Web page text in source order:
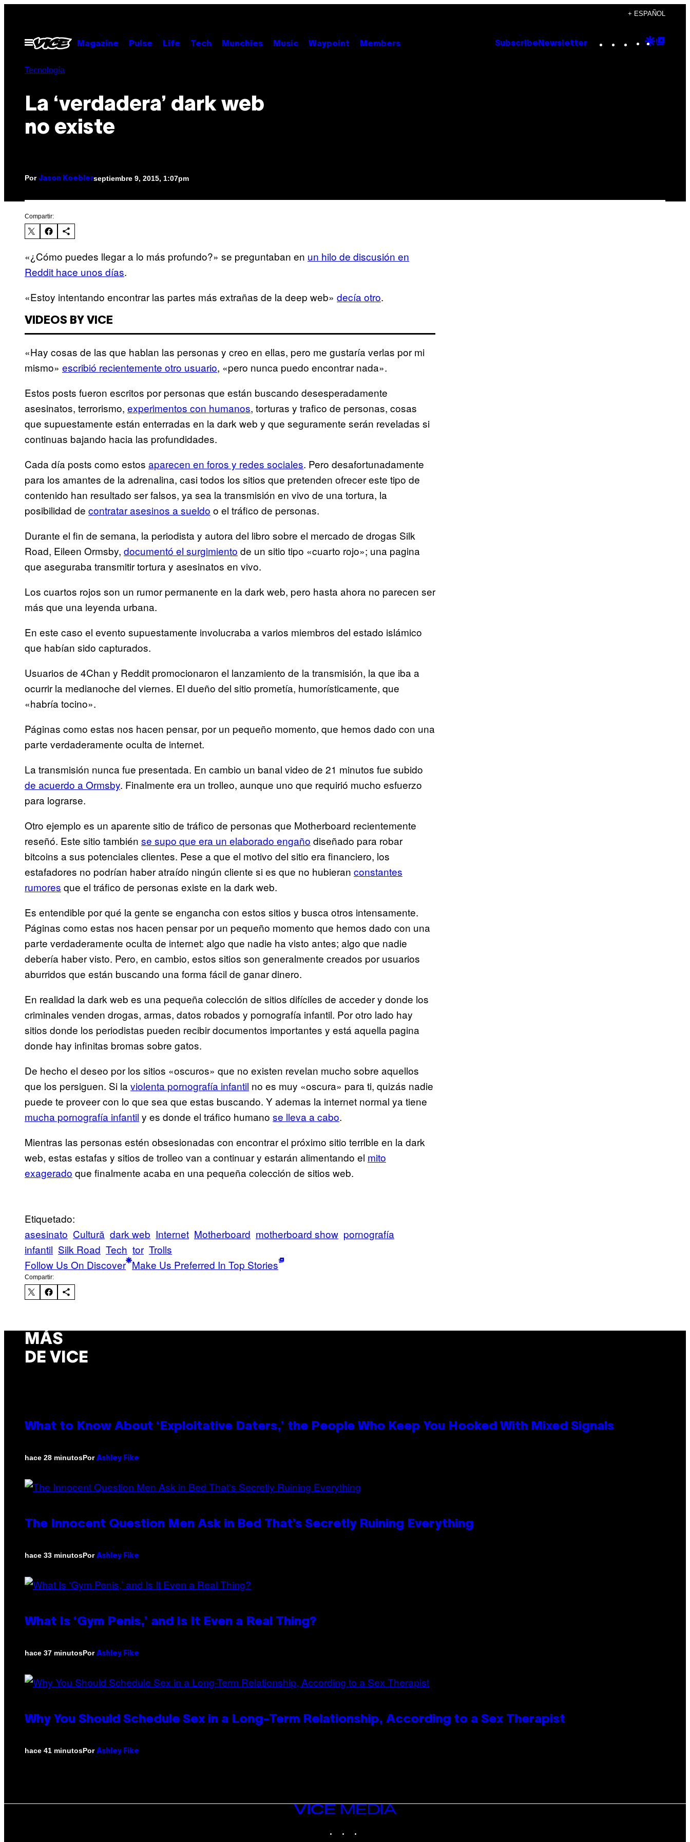
contenido
+ ESPAÑOL
Abrir
Menú
Magazine Pulse Life Tech Munchies Music Waypoint Members Subscribe Newsletter Instagram
TikTok
YouTube
Google
Tecnología
La ‘verdadera’ dark web
no existe
Por Jason Koeblerseptiembre 9, 2015, 1:07pm
Compartir:
«¿Cómo puedes llegar a lo más profundo?» se preguntaban en un hilo de discusión en
Reddit hace unos días.
«Estoy intentando encontrar las partes más extrañas de la deep web» decía otro.
VIDEOS BY VICE
«Hay cosas de las que hablan las personas y creo en ellas, pero me gustaría verlas por mi
mismo» escribió recientemente otro usuario, «pero nunca puedo encontrar nada».
Estos posts fueron escritos por personas que están buscando desesperadamente
asesinatos, terrorismo, experimentos con humanos, torturas y trafico de personas, cosas
que supuestamente están enterradas en la dark web y que seguramente serán reveladas si
continuas bajando hacia las profundidades.
Cada día posts como estos aparecen en foros y redes sociales. Pero desafortunadamente
para los amantes de la adrenalina, casi todos los sitios que pretenden ofrecer este tipo de
contenido han resultado ser falsos, ya sea la transmisión en vivo de una tortura, la
posibilidad de contratar asesinos a sueldo o el tráfico de personas.
Durante el fin de semana, la periodista y autora del libro sobre el mercado de drogas Silk
Road, Eileen Ormsby, documentó el surgimiento de un sitio tipo «cuarto rojo»; una pagina
que aseguraba transmitir tortura y asesinatos en vivo.
Los cuartos rojos son un rumor permanente en la dark web, pero hasta ahora no parecen ser
más que una leyenda urbana.
En este caso el evento supuestamente involucraba a varios miembros del estado islámico
que habían sido capturados.
Usuarios de 4Chan y Reddit promocionaron el lanzamiento de la transmisión, la que iba a
ocurrir la medianoche del viernes. El dueño del sitio prometía, humorísticamente, que
«habría tocino».
Páginas como estas nos hacen pensar, por un pequeño momento, que hemos dado con una
parte verdaderamente oculta de internet.
La transmisión nunca fue presentada. En cambio un banal video de 21 minutos fue subido
de acuerdo a Ormsby. Finalmente era un trolleo, aunque uno que requirió mucho esfuerzo
para lograrse.
Otro ejemplo es un aparente sitio de tráfico de personas que Motherboard recientemente
reseñó. Este sitio también se supo que era un elaborado engaño diseñado para robar
bitcoins a sus potenciales clientes. Pese a que el motivo del sitio era financiero, los
estafadores no podrían haber atraído ningún cliente si es que no hubieran constantes
rumores que el tráfico de personas existe en la dark web.
Es entendible por qué la gente se engancha con estos sitios y busca otros intensamente.
Páginas como estas nos hacen pensar por un pequeño momento que hemos dado con una
parte verdaderamente oculta de internet: algo que nadie ha visto antes; algo que nadie
debería haber visto. Pero, en cambio, estos sitios son generalmente creados por usuarios
aburridos que están buscando una forma fácil de ganar dinero.
En realidad la dark web es una pequeña colección de sitios difíciles de acceder y donde los
criminales venden drogas, armas, datos robados y pornografía infantil. Por otro lado hay
sitios donde los periodistas pueden recibir documentos importantes y está aquella pagina
donde hay infinitas bromas sobre gatos.
De hecho el deseo por los sitios «oscuros» que no existen revelan mucho sobre aquellos
que los persiguen. Si la violenta pornografía infantil no es muy «oscura» para ti, quizás nadie
puede te proveer con lo que sea que estas buscando. Y ademas la internet normal ya tiene
mucha pornografía infantil y es donde el tráfico humano se lleva a cabo.
Mientras las personas estén obsesionadas con encontrar el próximo sitio terrible en la dark
web, estas estafas y sitios de trolleo van a continuar y estarán alimentando el mito
exagerado que finalmente acaba en una pequeña colección de sitios web.
Etiquetado:
asesinato Cultură dark web Internet Motherboard motherboard show pornografía
infantil Silk Road Tech tor Trolls
Follow Us On Discover Make Us Preferred In Top Stories
Compartir:
MÁS
DE VICE
What to Know About ‘Exploitative Daters,’ the People Who Keep You Hooked With Mixed Signals
hace 28 minutosPor Ashley Fike
The Innocent Question Men Ask in Bed That’s Secretly Ruining Everything
hace 33 minutosPor Ashley Fike
What Is ‘Gym Penis,’ and Is It Even a Real Thing?
hace 37 minutosPor Ashley Fike
Why You Should Schedule Sex in a Long-Term Relationship, According to a Sex Therapist
hace 41 minutosPor Ashley Fike
VICE
MEDIA